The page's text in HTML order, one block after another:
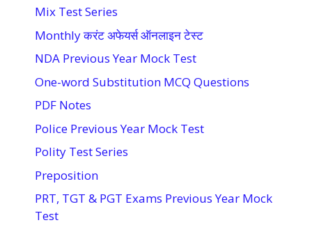
Mix Test Series
Monthly करंट अफेयर्स ऑनलाइन टेस्ट
NDA Previous Year Mock Test
One-word Substitution MCQ Questions
PDF Notes
Police Previous Year Mock Test
Polity Test Series
Preposition
PRT, TGT & PGT Exams Previous Year Mock
Test